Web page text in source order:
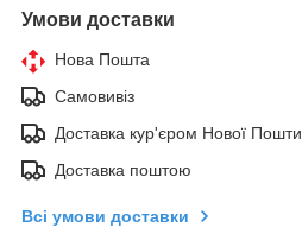
Умови доставки
Нова Пошта
Самовивіз
Доставка кур'єром Нової Пошти
Доставка поштою
Всі умови доставки